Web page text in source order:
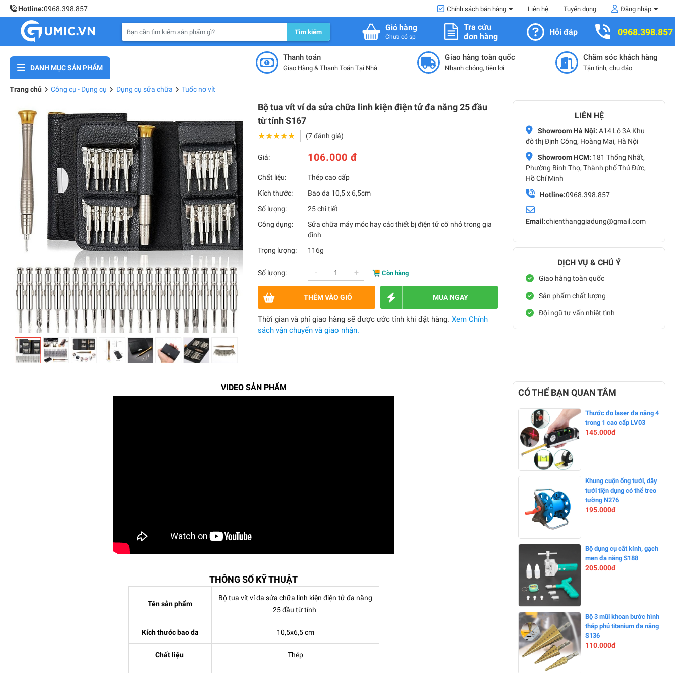
Hotline:0968.398.857 Chính sách bán hàng Liên hệ Tuyển dụng Đăng nhập
Tìm kiếm Giỏ hàng
Chưa có sp
Tra cứu
đơn hàng
Hỏi đáp 0968.398.857
DANH MỤC SẢN PHẨM
Thanh toán
Giao Hàng & Thanh Toán Tại Nhà
Giao hàng toàn quốc
Nhanh chóng, tiện lợi
Chăm sóc khách hàng
Tận tình, chu đáo
Trang chủ Công cụ - Dụng cụ Dụng cụ sửa chữa Tuốc nơ vít
Bộ tua vít ví da sửa chữa linh kiện điện tử đa năng 25 đầu
từ tính S167
★★★★★
★★★★★ (7 đánh giá)
Giá: 106.000 đ
Chất liệu:
Thép cao cấp
Kích thước:
Bao da 10,5 x 6,5cm
Số lượng:
25 chi tiết
Công dụng:
Sửa chữa máy móc hay các thiết bị điện tử cỡ nhỏ trong gia
đình
Trọng lượng:
116g
Số lượng: - + Còn hàng
THÊM VÀO GIỎ MUA NGAY
Thời gian và phí giao hàng sẽ được ước tính khi đặt hàng.Xem Chính
sách vận chuyển và giao nhận.
LIÊN HỆ
Showroom Hà Nội: A14 Lô 3A Khu
đô thị Định Công, Hoàng Mai, Hà Nội
Showroom HCM: 181 Thống Nhất,
Phường Bình Thọ, Thành phố Thủ Đức,
Hồ Chí Minh
Hotline:0968.398.857
Email:chienthanggiadung@gmail.com
DỊCH VỤ & CHÚ Ý
Giao hàng toàn quốc
Sản phẩm chất lượng
Đội ngũ tư vấn nhiệt tình
VIDEO SẢN PHẨM
THÔNG SỐ KỸ THUẬT
Tên sản phẩm
Bộ tua vít ví da sửa chữa linh kiện điện tử đa năng
25 đầu từ tính
Kích thước bao da 10,5x6,5 cm
Chất liệu Thép
CÓ THỂ BẠN QUAN TÂM
-15%
Thước đo laser đa năng 4
trong 1 cao cấp LV03
145.000đ
-24%
Khung cuộn ống tưới, dây
tưới tiện dụng có thể treo
tường N276
195.000đ
-11%
Bộ dụng cụ cắt kính, gạch
men đa năng S188
205.000đ
Bộ 3 mũi khoan bước hình
tháp phủ titanium đa năng
S136
110.000đ